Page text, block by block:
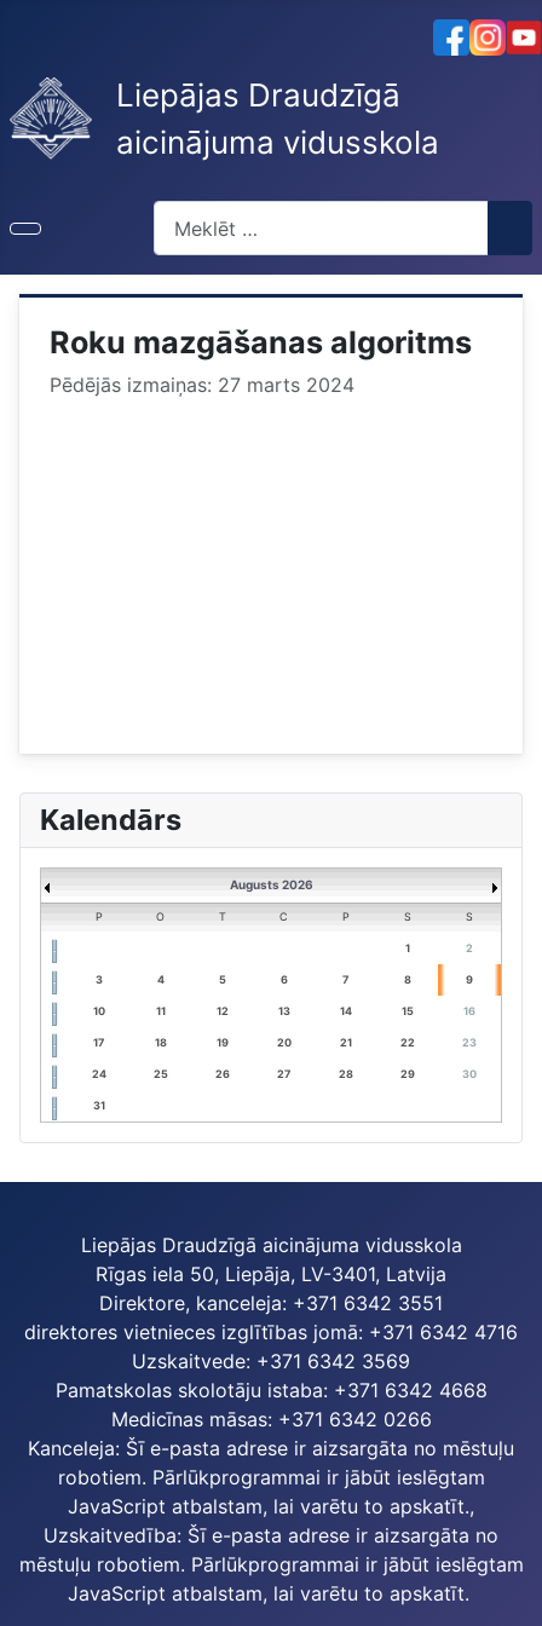
Liepājas Draudzīgā
aicinājuma vidusskola
Roku mazgāšanas algoritms
Pēdējās izmaiņas: 27 marts 2024
Kalendārs
Augusts 2026
P O T C P S S
1 2
3 4 5 6 7 8 9
10 11 12 13 14 15 16
17 18 19 20 21 22 23
24 25 26 27 28 29 30
31
Liepājas Draudzīgā aicinājuma vidusskola
Rīgas iela 50, Liepāja, LV-3401, Latvija
Direktore, kanceleja: +371 6342 3551
direktores vietnieces izglītības jomā: +371 6342 4716
Uzskaitvede: +371 6342 3569
Pamatskolas skolotāju istaba: +371 6342 4668
Medicīnas māsas: +371 6342 0266
Kanceleja: Šī e-pasta adrese ir aizsargāta no mēstuļu
robotiem. Pārlūkprogrammai ir jābūt ieslēgtam
JavaScript atbalstam, lai varētu to apskatīt.,
Uzskaitvedība: Šī e-pasta adrese ir aizsargāta no
mēstuļu robotiem. Pārlūkprogrammai ir jābūt ieslēgtam
JavaScript atbalstam, lai varētu to apskatīt.